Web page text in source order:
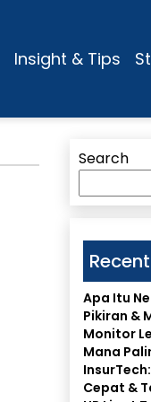
Insight & Tips
Search
Apa Itu
Pikiran &
Monitor
Mana
Cepat &